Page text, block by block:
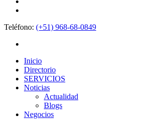
Teléfono: (+51) 968-68-0849
Inicio
Directorio
SERVICIOS
Noticias
Actualidad
Blogs
Negocios